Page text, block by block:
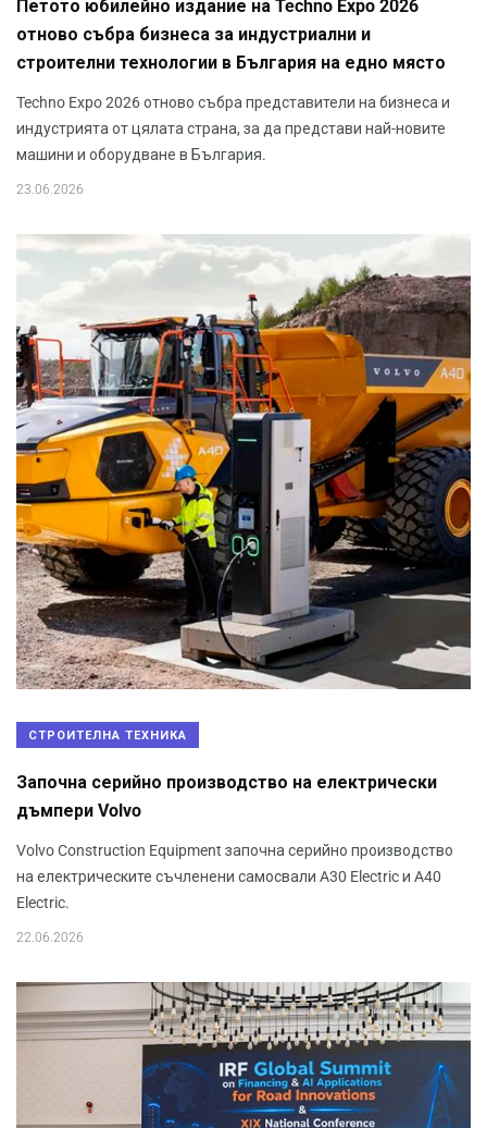
Петото юбилейно издание на Techno Expo 2026
отново събра бизнеса за индустриални и
строителни технологии в България на едно място
Techno Expo 2026 отново събра представители на бизнеса и
индустрията от цялата страна, за да представи най-новите
машини и оборудване в България.
23.06.2026
СТРОИТЕЛНА ТЕХНИКА
Започна серийно производство на електрически
дъмпери Volvo
Volvo Construction Equipment започна серийно производство
на електрическите съчленени самосвали A30 Electric и A40
Electric.
22.06.2026